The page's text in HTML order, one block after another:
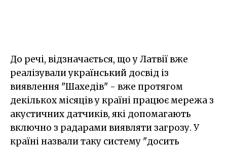
До речі, відзначається, що у Латвії вже
реалізували український досвід із
виявлення "Шахедів" - вже протягом
декількох місяців у країні працює мережа з
акустичних датчиків, які допомагають
включно з радарами виявляти загрозу. У
країні назвали таку систему "досить